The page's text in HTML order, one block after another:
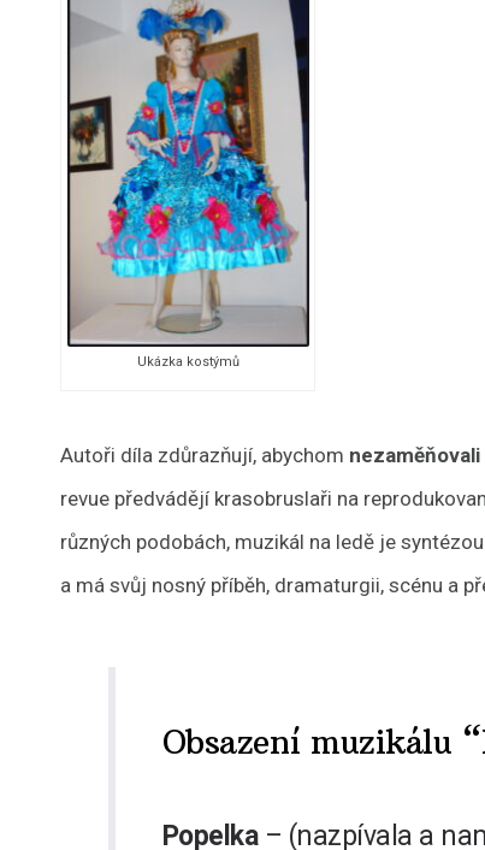
Ukázka kostýmů
Autoři díla zdůrazňují, abychom nezaměňovali
revue předvádějí krasobruslaři na
různých podobách, muzikál na ledě je
a má svůj nosný příběh, dramaturgii, scénu a
Obsazení muzikálu
Popelka – (nazpívala a